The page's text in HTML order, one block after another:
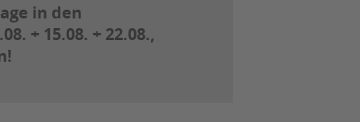
in den
+ 15.08. + 22.08.,